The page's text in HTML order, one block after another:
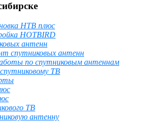
НТВ плюс
HOTBIRD
антенн
спутниковых антенн
по спутниковым антеннам
ТВ
ТВ
антенну